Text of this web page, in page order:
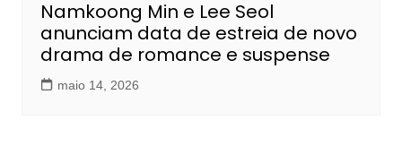
Namkoong Min e Lee Seol
anunciam data de estreia de novo
drama de romance e suspense
maio 14, 2026